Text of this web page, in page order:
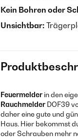
Kein Bohren oder
Unsichtbar:
Feuermelder in den
Rauchmelder DOF39
daher eine gute und
Haus. Hier bekommst
oder Schrauben mehr